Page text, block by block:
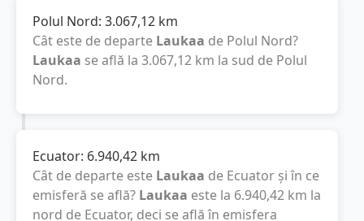
Polul Nord: 3.067,12 km
Cât este de departe Laukaa de Polul Nord?
Laukaa se află la 3.067,12 km la sud de Polul
Nord.
Ecuator: 6.940,42 km
Cât de departe este Laukaa de Ecuator și în ce
emisferă se află? Laukaa este la 6.940,42 km la
nord de Ecuator, deci se află în emisfera